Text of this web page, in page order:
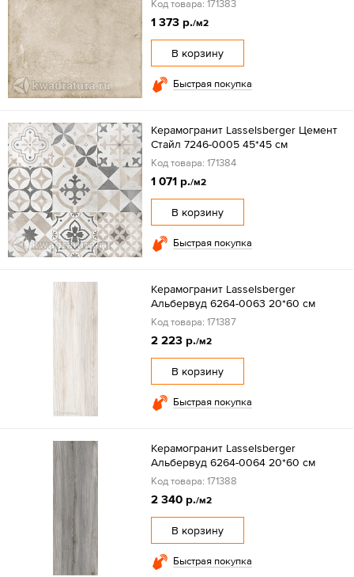
Код товара: 171383
1 373 р./м2
В корзину
Быстрая покупка
Керамогранит Lasselsberger Цемент
Стайл 7246-0005 45*45 см
Код товара: 171384
1 071 р./м2
В корзину
Быстрая покупка
Керамогранит Lasselsberger
Альбервуд 6264-0063 20*60 см
Код товара: 171387
2 223 р./м2
В корзину
Быстрая покупка
Керамогранит Lasselsberger
Альбервуд 6264-0064 20*60 см
Код товара: 171388
2 340 р./м2
В корзину
Быстрая покупка